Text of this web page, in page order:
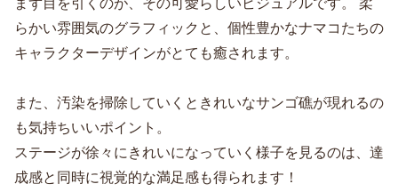
らかい雰囲気のグラフィックと、個性豊かなナマコたちの
キャラクターデザインがとても癒されます。
また、汚染を掃除していくときれいなサンゴ礁が現れるの
も気持ちいいポイント。
ステージが徐々にきれいになっていく様子を見るのは、達
成感と同時に視覚的な満足感も得られます！